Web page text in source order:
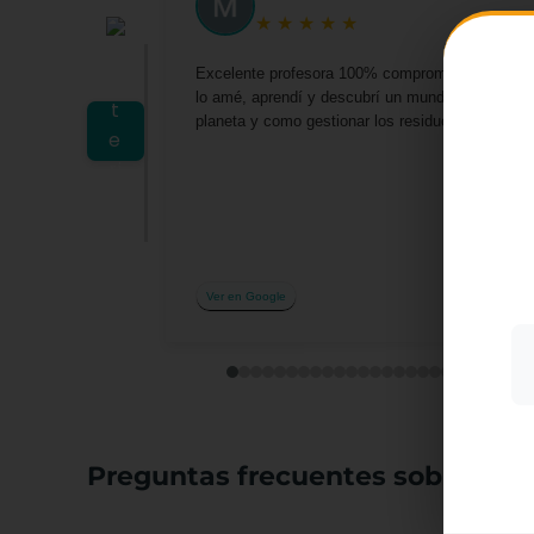
a
su
★ ★ ★ ★ ★
Excelente profesora 100% comprometida por
lo amé, aprendí y descubrí un mundo lleno de
planeta y como gestionar los residuos desde
Ver en Google
Preguntas frecuentes sobre el